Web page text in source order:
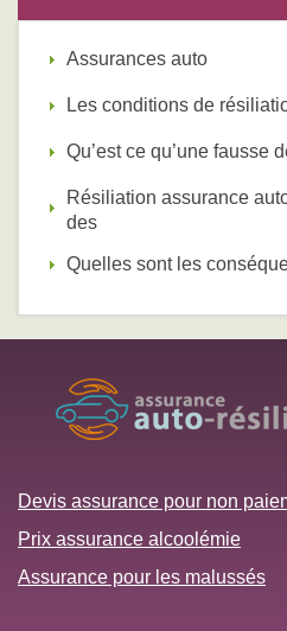
Assurances auto
Les conditions de
Qu’est ce qu’une fausse
Résiliation assurance
des
Quelles sont les
Devis assurance pour non
Prix assurance alcoolémie
Assurance pour les malussés